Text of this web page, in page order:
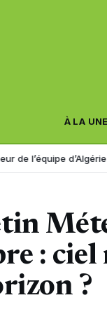
À LA UNE
d’Algérie : la FAF
: ciel
?